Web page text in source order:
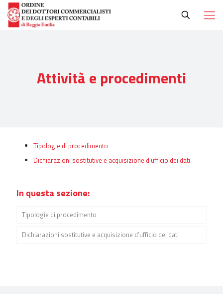
Attività e procedimenti
Tipologie di procedimento
Dichiarazioni sostitutive e acquisizione d’ufficio dei dati
In questa sezione:
Tipologie di procedimento
Dichiarazioni sostitutive e acquisizione d’ufficio dei dati